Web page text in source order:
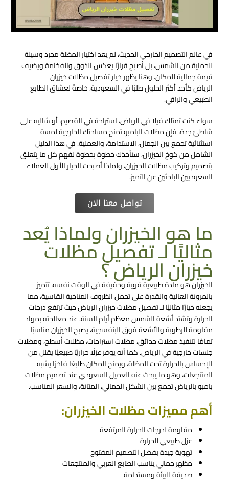
في عالم التصميم الخارجي الحديث، لم يعد اختيار المظلة مجرد وسيلة
للحماية من الشمس، بل أصبح قرارًا يعكس الذوق والفخامة ويضيف
قيمة جمالية للمكان. وهنا يظهر خيار تفصيل مظلات خيزران
الرياضكأحد أكثر الحلول طلبًا في السعودية، خاصةً لعشاق الطابع
الطبيعي والراقي.
سواء كنت تمتلك فيلا في الرياض، استراحة في القصيم، أو شاليه على
شاطئ جدة، فإن مظلات البامبو تمنح مساحتك الخارجية لمسة
استثنائية تجمع بين الجمال، الاستدامة، والعملية. في هذا الدليل
الشامل منكوخ الخيزران، سنأخذك خطوة بخطوة لفهم كل ما يتعلق
بتصميم وتركيب مظلات الخيزران، ولماذا أصبحت الخيار الأول للعملاء
السعوديين الباحثين عن التميز.
تواصل معنا الان
ما هو الخيزران ولماذا يُعد
مثاليًا لـ تفصيل مظلات
خيزران الرياض ؟
الخيزران هو مادة طبيعية قوية وخفيفة في الوقت نفسه، تتميز
بالمرونة العالية والقدرة على تحمل الظروف المناخية القاسية، مما
يجعله خيارًا مثاليًا لـتفصيل مظلات خيزران الرياضحيث ترتفع درجات
الحرارة وتشتد أشعة الشمس معظم أيام السنة. عند معالجته بمواد
مقاومة للرطوبة والأشعة فوق البنفسجية، يصبح الخيزران مناسبًا
تمامًا لتنفيذ مظلات حدائق، مظلات استراحات، مظلات أسطح، ومظلات
جلسات خارجية في الرياض. كما أنه يوفر عزلًا حراريًا طبيعيًا يقلل من
الإحساس بالحرارة تحت المظلة، ويمنح المكان طابعًا فاخرًا يشبه
المنتجعات، وهو ما يبحث عنه العميل السعودي عند تصميم مظلات
بامبو بالرياض تجمع بين الشكل الجمالي، المتانة، والسعر المناسب.
أهم مميزات مظلات الخيزران:
مقاومة لدرجات الحرارة المرتفعة
عزل طبيعي للحرارة
تهوية جيدة بفضل التصميم المفتوح
مظهر جمالي يناسب الطابع العربي والمنتجعات
صديقة للبيئة ومستدامة